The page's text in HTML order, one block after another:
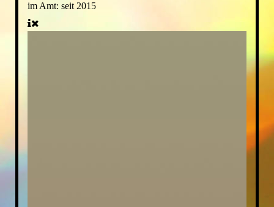
im Amt: seit 2015